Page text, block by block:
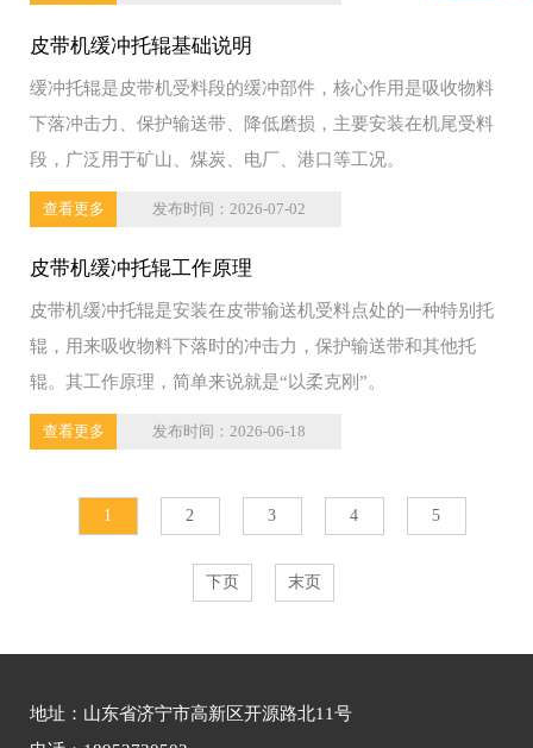
皮带机缓冲托辊基础说明‌
缓冲托辊是皮带机受料段的缓冲部件，核心作用是吸收物料
下落冲击力、保护输送带、降低磨损，主要安装在机尾受料
段，广泛用于矿山、煤炭、电厂、港口等工况。
查看更多 发布时间：2026-07-02
皮带机缓冲托辊工作原理
皮带机缓冲托辊是安装在皮带输送机受料点处的一种特别托
辊，用来吸收物料下落时的冲击力，保护输送带和其他托
辊。其工作原理，简单来说就是“以柔克刚”。
查看更多 发布时间：2026-06-18
1 2 3 4 5
下页 末页
地址：山东省济宁市高新区开源路北11号